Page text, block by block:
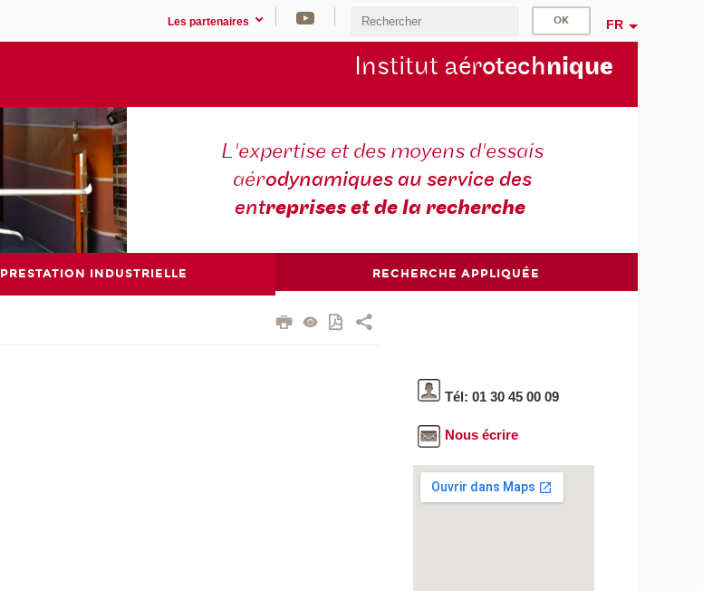
Les partenaires FR
Institut aérotechnique
L'expertise et des moyens d'essais
aérodynamiques au service des
entreprises et de la recherche
PRESTATION INDUSTRIELLE RECHERCHE APPLIQUÉE
Tél: 01 30 45 00 09
Nous écrire